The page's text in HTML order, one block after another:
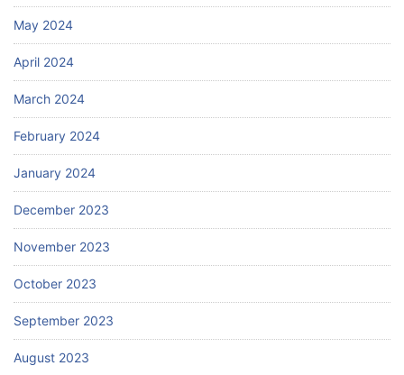
May 2024
April 2024
March 2024
February 2024
January 2024
December 2023
November 2023
October 2023
September 2023
August 2023